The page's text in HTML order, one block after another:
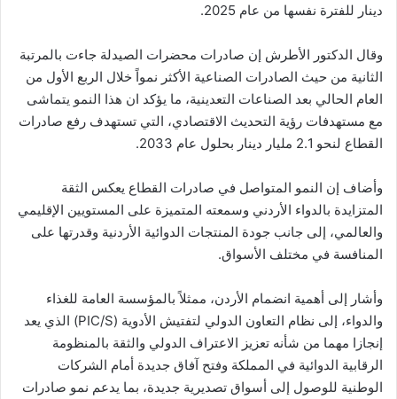
دينار للفترة نفسها من عام 2025.
وقال الدكتور الأطرش إن صادرات محضرات الصيدلة جاءت بالمرتبة
الثانية من حيث الصادرات الصناعية الأكثر نمواً خلال الربع الأول من
العام الحالي بعد الصناعات التعدينية، ما يؤكد ان هذا النمو يتماشى
مع مستهدفات رؤية التحديث الاقتصادي، التي تستهدف رفع صادرات
القطاع لنحو 2.1 مليار دينار بحلول عام 2033.
وأضاف إن النمو المتواصل في صادرات القطاع يعكس الثقة
المتزايدة بالدواء الأردني وسمعته المتميزة على المستويين الإقليمي
والعالمي، إلى جانب جودة المنتجات الدوائية الأردنية وقدرتها على
المنافسة في مختلف الأسواق.
وأشار إلى أهمية انضمام الأردن، ممثلاً بالمؤسسة العامة للغذاء
والدواء، إلى نظام التعاون الدولي لتفتيش الأدوية (PIC/S) الذي يعد
إنجازا مهما من شأنه تعزيز الاعتراف الدولي والثقة بالمنظومة
الرقابية الدوائية في المملكة وفتح آفاق جديدة أمام الشركات
الوطنية للوصول إلى أسواق تصديرية جديدة، بما يدعم نمو صادرات